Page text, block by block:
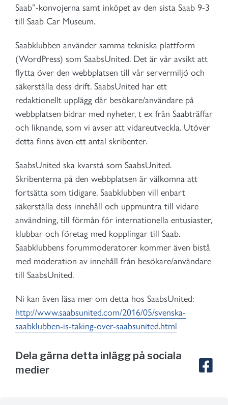
Saab”-konvojerna samt inköpet av den sista Saab 9-3
till Saab Car Museum.
Saabklubben använder samma tekniska plattform
(WordPress) som SaabsUnited. Det är vår avsikt att
flytta över den webbplatsen till vår servermiljö och
säkerställa dess drift. SaabsUnited har ett
redaktionellt upplägg där besökare/användare på
webbplatsen bidrar med nyheter, t ex från Saabträffar
och liknande, som vi avser att vidareutveckla. Utöver
detta finns även ett antal skribenter.
SaabsUnited ska kvarstå som SaabsUnited.
Skribenterna på den webbplatsen är välkomna att
fortsätta som tidigare. Saabklubben vill enbart
säkerställa dess innehåll och uppmuntra till vidare
användning, till förmån för internationella entusiaster,
klubbar och företag med kopplingar till Saab.
Saabklubbens forummoderatorer kommer även bistå
med moderation av innehåll från besökare/användare
till SaabsUnited.
Ni kan även läsa mer om detta hos SaabsUnited:
http://www.saabsunited.com/2016/05/svenska-
saabklubben-is-taking-over-saabsunited.html
Dela gärna detta inlägg på sociala
medier